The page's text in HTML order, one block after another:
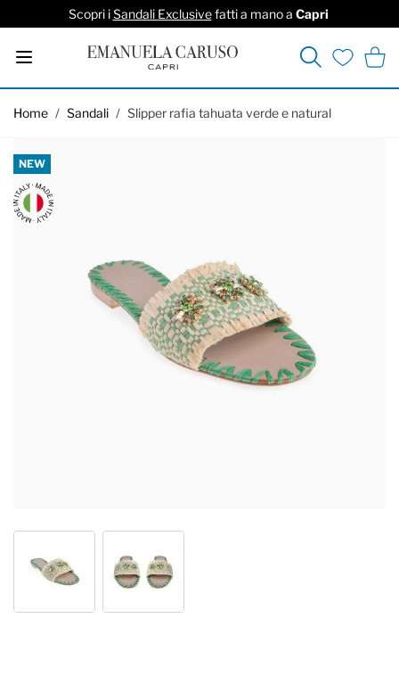
Scopri iSandali Exclusivefatti a mano a Capri
Cerca
Home / Sandali / Slipper rafia tahuata verde e natural
NEW